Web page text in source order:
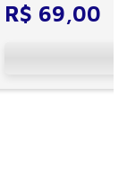
R$ 69,00